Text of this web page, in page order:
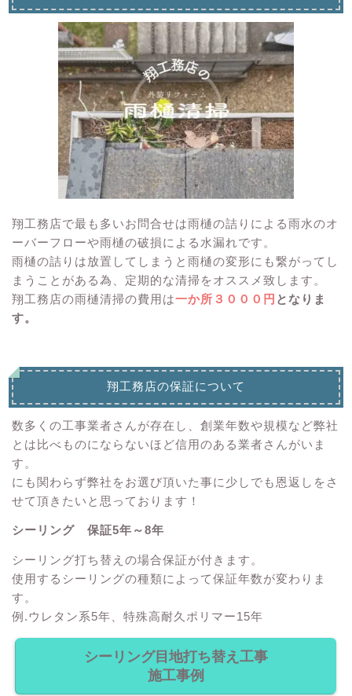
翔工務店で最も多いお問合せは雨樋の詰りによる雨水のオ
ーバーフローや雨樋の破損による水漏れです。
雨樋の詰りは放置してしまうと雨樋の変形にも繋がってし
まうことがある為、定期的な清掃をオススメ致します。
翔工務店の雨樋清掃の費用は一か所３０００円 となりま
す。
翔工務店の保証について
数多くの工事業者さんが存在し、創業年数や規模など弊社
とは比べものにならないほど信用のある業者さんがいま
す。
にも関わらず弊社をお選び頂いた事に少しでも恩返しをさ
せて頂きたいと思っております！
シーリング 保証5年～8年
シーリング打ち替えの場合保証が付きます。
使用するシーリングの種類によって保証年数が変わりま
す。
例.ウレタン系5年、特殊高耐久ポリマー15年
シーリング目地打ち替え工事
施工事例